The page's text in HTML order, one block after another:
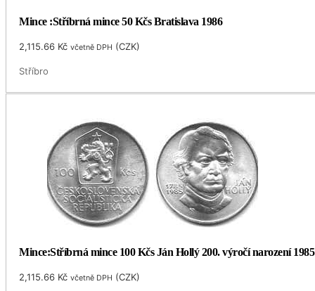
Mince :Stříbrná mince 50 Kčs Bratislava 1986
2,115.66 Kč včetně DPH (CZK)
Stříbro
Mince:Stříbrná mince 100 Kčs Ján Hollý 200. výročí narození 1985
2,115.66 Kč včetně DPH (CZK)